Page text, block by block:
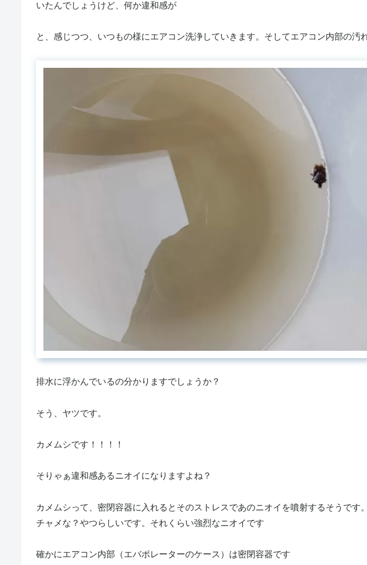
いたんでしょうけど、何か違和感が
と、感じつつ、いつもの様にエアコン洗浄していきます。そしてエアコン内部の汚
排水に浮かんでいるの分かりますでしょうか？
そう、ヤツです。
カメムシです！！！！
そりゃぁ違和感あるニオイになりますよね？
カメムシって、密閉容器に入れるとそのストレスであのニオイを噴射するそうで
チャメな？やつらしいです。それくらい強烈なニオイです
確かにエアコン内部（エバポレーターのケース）は密閉容器です